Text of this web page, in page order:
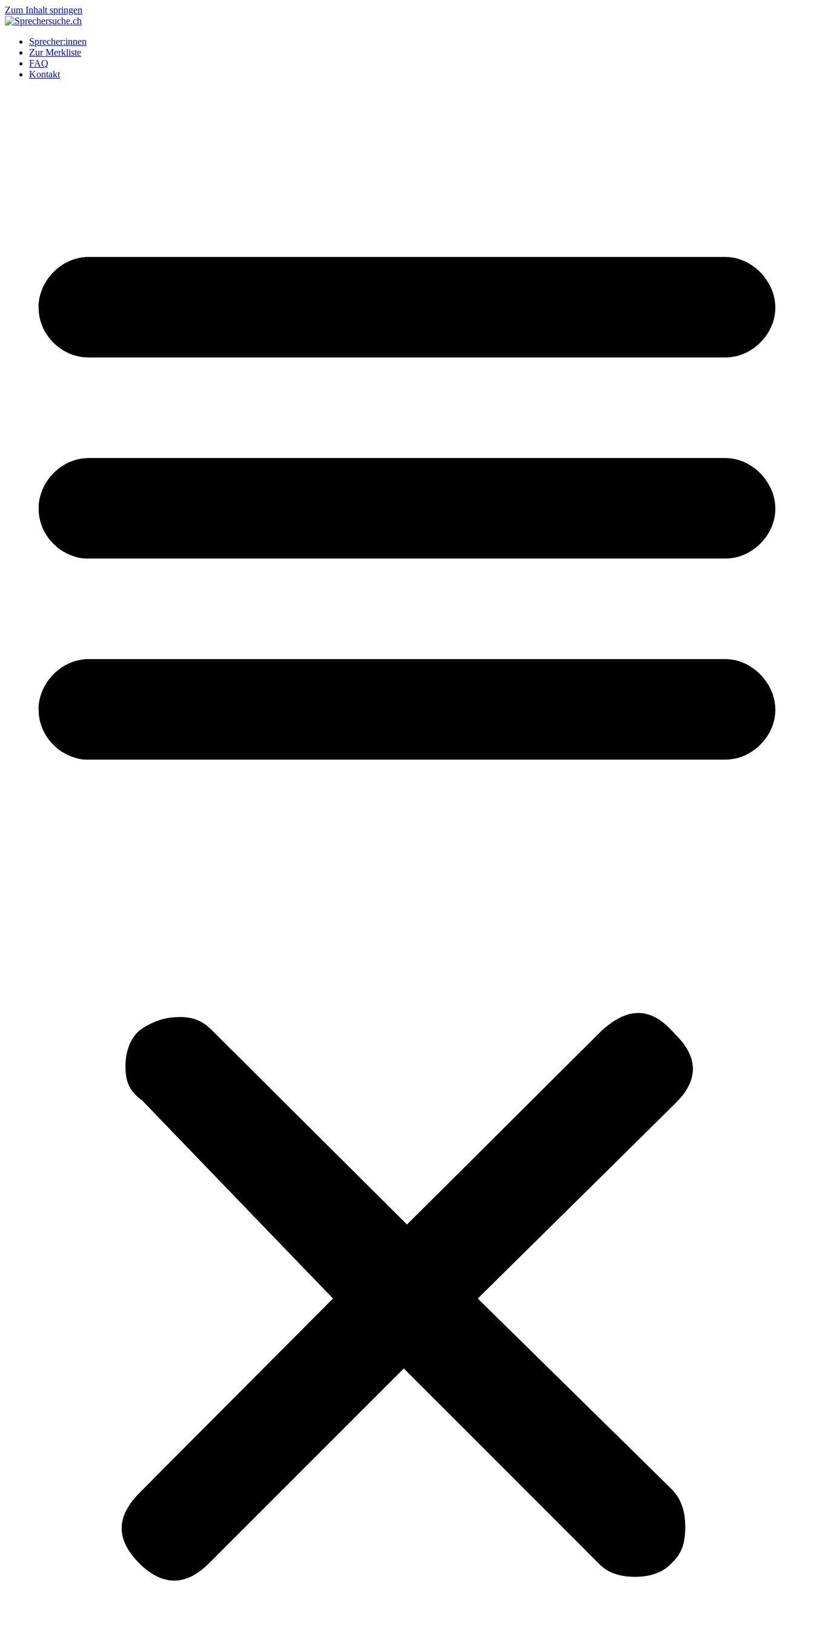
Zum Inhalt springen
Sprecher:innen
Zur Merkliste
FAQ
Kontakt